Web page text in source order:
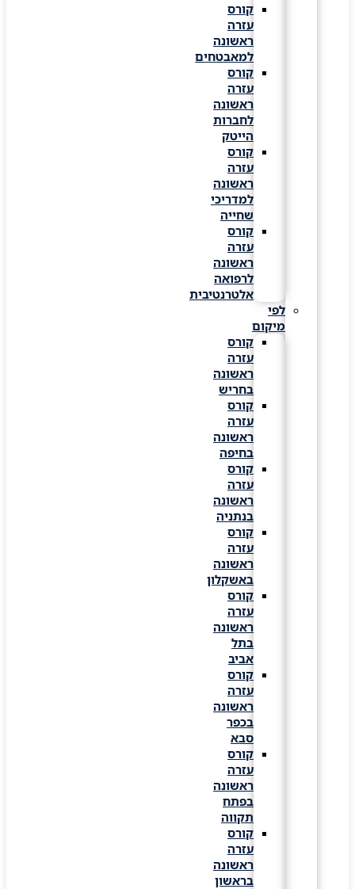
קורס
עזרה
ראשונה
למאבטחים
קורס
עזרה
ראשונה
לחברות
הייטק
קורס
עזרה
ראשונה
למדריכי
שחייה
קורס
עזרה
ראשונה
לרפואה
אלטרנטיבית
לפי
מיקום
קורס
עזרה
ראשונה
בחריש
קורס
עזרה
ראשונה
בחיפה
קורס
עזרה
ראשונה
בנתניה
קורס
עזרה
ראשונה
באשקלון
קורס
עזרה
ראשונה
קורס
עזרה
ראשונה
בכפר
קורס
עזרה
ראשונה
בפתח
תקווה
קורס
עזרה
ראשונה
בראשון